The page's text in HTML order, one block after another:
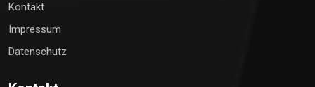
Kontakt
Impressum
Datenschutz